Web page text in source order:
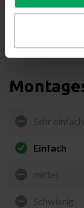
so kann das
„Exterieur“
Sehr einfach
Einfach
mittel
Schwierig